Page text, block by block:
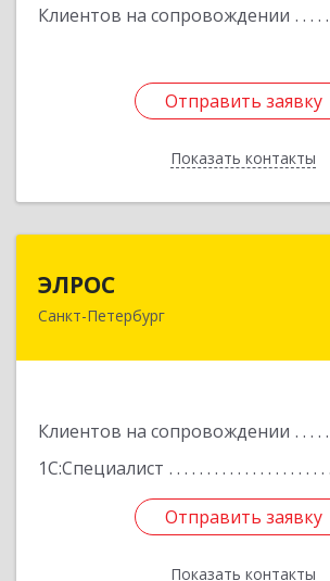
Клиентов на сопровождении
Отправить заявку
Показать контакты
Отправить заявку
Назад
ЭЛРОС
Санкт-Петербург
Клиентов на сопровождении
1С:Специалист
Отправить заявку
Показать контакты
191024, Санкт-Петербург г,
Отправить заявку
Назад